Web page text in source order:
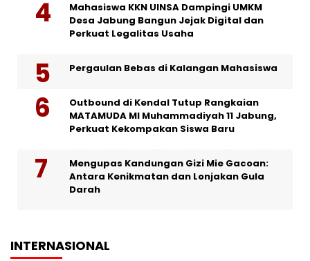
Mahasiswa KKN UINSA Dampingi UMKM
Desa Jabung Bangun Jejak Digital dan
Perkuat Legalitas Usaha
Pergaulan Bebas di Kalangan Mahasiswa
Outbound di Kendal Tutup Rangkaian
MATAMUDA MI Muhammadiyah 11 Jabung,
Perkuat Kekompakan Siswa Baru
Mengupas Kandungan Gizi Mie Gacoan:
Antara Kenikmatan dan Lonjakan Gula
Darah
INTERNASIONAL